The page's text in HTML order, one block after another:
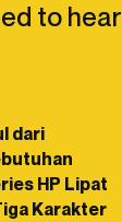
to hear
dari
HP Lipat
Karakter